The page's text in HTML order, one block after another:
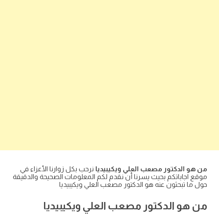
من هو الدكتور مصعب العلي ويكيبيديا نرحب بكل زوارنا الأعزاء في
موقع اجاباتكم بحيث يسرنا أن نقدم لكم المعلومات الصحيحة والدقيقة
حول ما تبحثون عنه هو الدكتور مصعب العلي ويكيبيديا
من هو الدكتور مصعب العلي ويكيبيديا